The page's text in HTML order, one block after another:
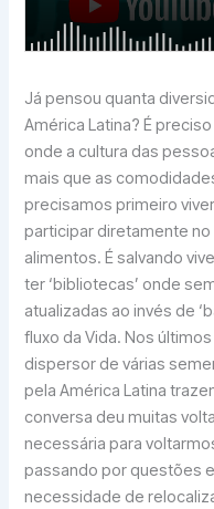
Já pensou quanta
América Latina? É
onde a cultura das
mais que as
precisamos primeiro
participar diretamente
alimentos. É salvando
ter ‘bibliotecas’ onde
atualizadas ao invés de
fluxo da Vida. Nos
dispersor de várias
pela América Latina
conversa deu muitas
necessária para
passando por questões
necessidade de